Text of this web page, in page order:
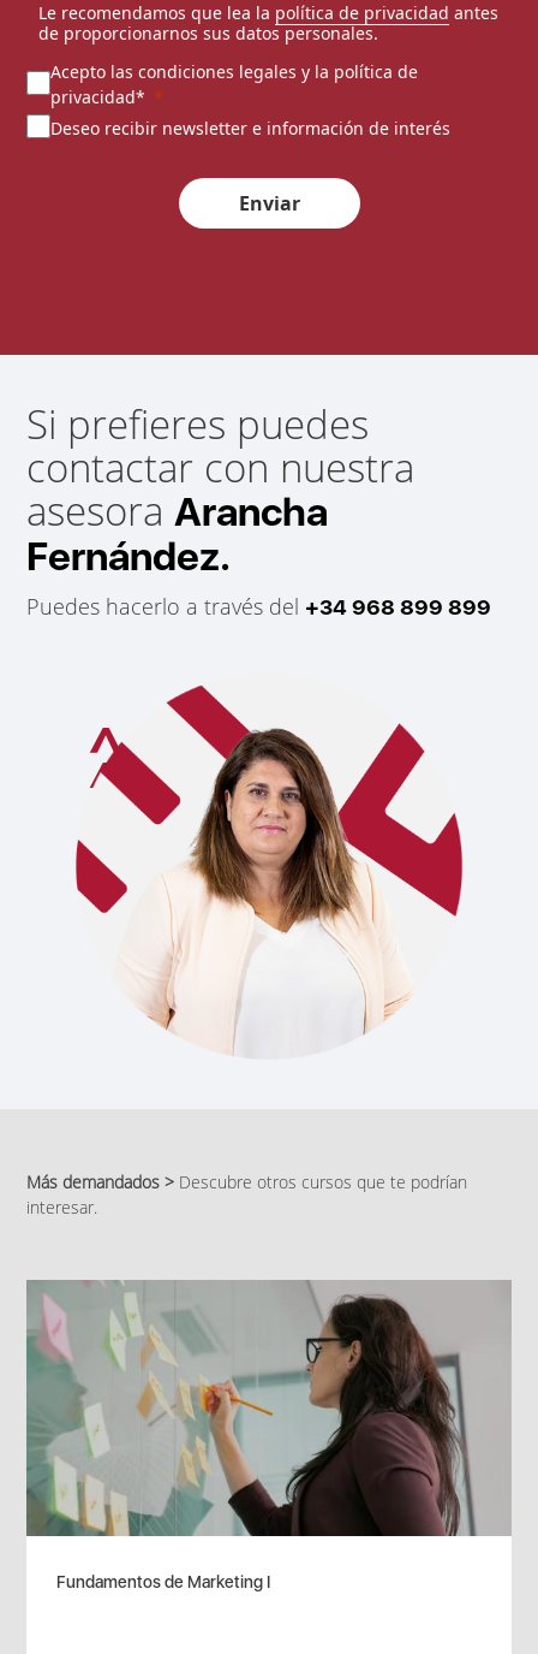
Le recomendamos que lea la política de privacidad antes
de proporcionarnos sus datos personales.
Acepto las condiciones legales y la política de
privacidad*
Deseo recibir newsletter e información de interés
Enviar
Si prefieres puedes
contactar con nuestra
asesoraArancha
Fernández.
Puedes hacerlo a través del +34 968 899 899
Más demandados > Descubre otros cursos que te podrían
interesar.
Fundamentos de Marketing I